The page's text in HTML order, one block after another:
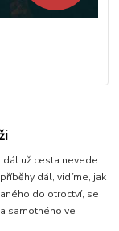
už cesta nevede.
dál, vidíme, jak
do otroctví, se
samotného ve